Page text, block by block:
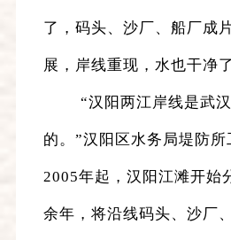
了，码头、沙厂、船厂成
展，岸线重现，水也干净
“汉阳两江岸线是武
的。”汉阳区水务局堤防所
2005年起，汉阳江滩开始
余年，将沿线码头、沙厂